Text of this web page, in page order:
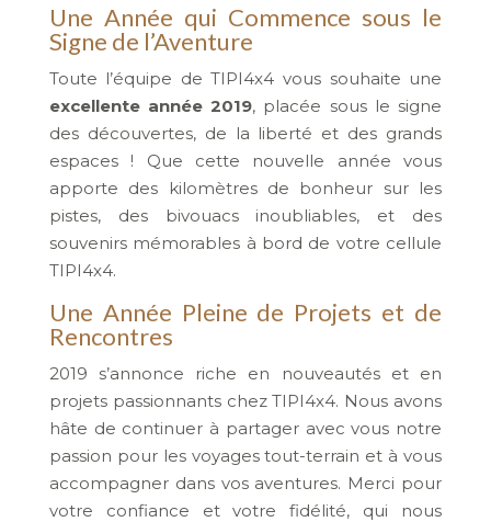
Une Année qui Commence sous le
Signe de l’Aventure
Toute l’équipe de TIPI4x4 vous souhaite une
excellente année 2019, placée sous le signe
des découvertes, de la liberté et des grands
espaces ! Que cette nouvelle année vous
apporte des kilomètres de bonheur sur les
pistes, des bivouacs inoubliables, et des
souvenirs mémorables à bord de votre cellule
TIPI4x4.
Une Année Pleine de Projets et de
Rencontres
2019 s’annonce riche en nouveautés et en
projets passionnants chez TIPI4x4. Nous avons
hâte de continuer à partager avec vous notre
passion pour les voyages tout-terrain et à vous
accompagner dans vos aventures. Merci pour
votre confiance et votre fidélité, qui nous